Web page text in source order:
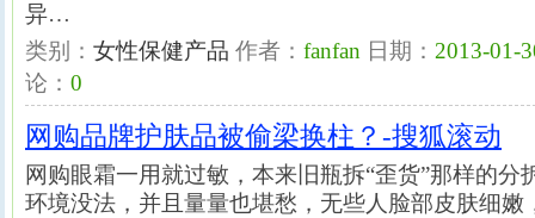
异…
类别： 女性保健产品 作者： fanfan 日期： 2013-01-
论： 0
网购品牌护肤品被偷梁换柱？-搜狐滚动
网购眼霜一用就过敏，本来旧瓶拆“歪货”那样的分
环境没法，并且量量也堪愁，无些人脸部皮肤细嫩